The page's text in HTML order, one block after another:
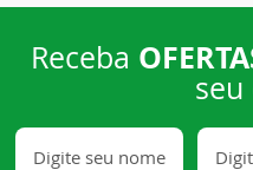
Receba
seu